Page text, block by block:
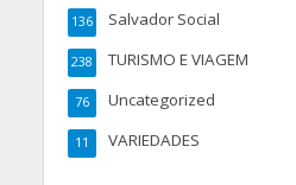
Salvador Social
136
TURISMO E VIAGEM
238
Uncategorized
76
VARIEDADES
11